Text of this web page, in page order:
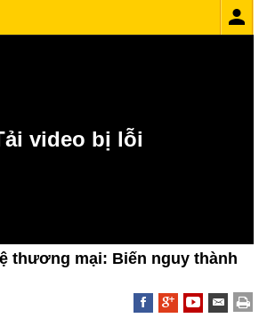
thương mại: Biến nguy thành